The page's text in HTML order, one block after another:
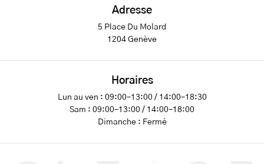
Adresse
5 Place Du Molard
1204 Genève
Horaires
Lun au ven : 09:00–13:00 / 14:00–18:30
Sam : 09:00–13:00 / 14:00–18:00
Dimanche : Fermé